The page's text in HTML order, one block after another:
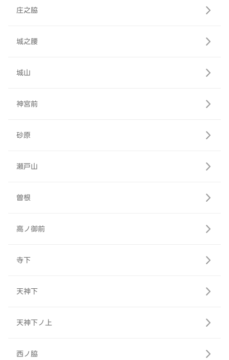
庄之脇
城之腰
城山
神宮前
砂原
瀬戸山
曽根
高ノ御前
寺下
天神下
天神下ノ上
西ノ脇